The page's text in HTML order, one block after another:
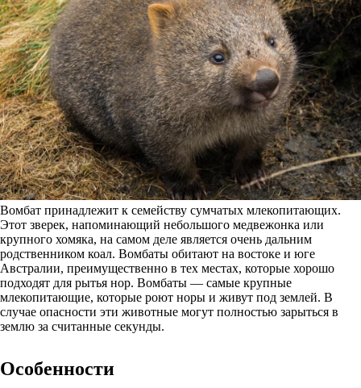
Вомбат принадлежит к семейству сумчатых млекопитающих.
Этот зверек, напоминающий небольшого медвежонка или
крупного хомяка, на самом деле является очень дальним
родственником коал. Вомбаты обитают на востоке и юге
Австралии, преимущественно в тех местах, которые хорошо
подходят для рытья нор. Вомбаты — самые крупные
млекопитающие, которые роют норы и живут под землей. В
случае опасности эти животные могут полностью зарыться в
землю за считанные секунды.
Особенности